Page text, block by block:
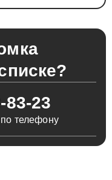
83-23
телефону